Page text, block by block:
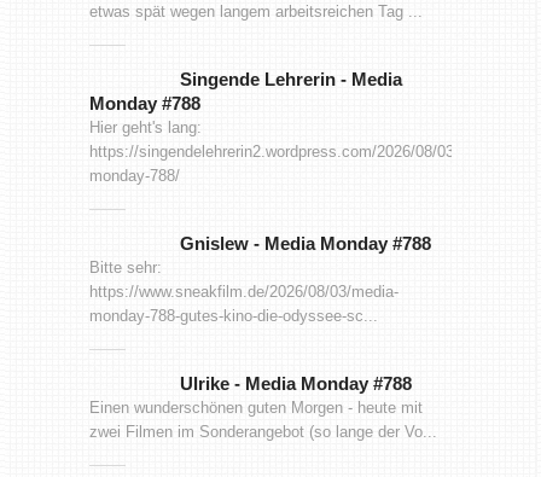
etwas spät wegen langem arbeitsreichen Tag ...
Singende Lehrerin - Media
Monday #788
Hier geht's lang:
https://singendelehrerin2.wordpress.com/2026/08/03/media-
monday-788/
Gnislew - Media Monday #788
Bitte sehr:
https://www.sneakfilm.de/2026/08/03/media-
monday-788-gutes-kino-die-odyssee-sc...
Ulrike - Media Monday #788
Einen wunderschönen guten Morgen - heute mit
zwei Filmen im Sonderangebot (so lange der Vo...